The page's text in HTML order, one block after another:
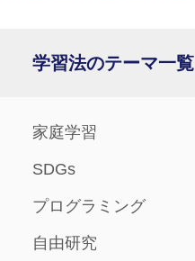
学習法のテーマ一覧
家庭学習
SDGs
プログラミング
自由研究